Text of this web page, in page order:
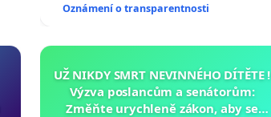
na přijetí usnesení k podání ústavní
Oznámení o transparentnosti
UŽ NIKDY SMRT NEVINNÉHO DÍTĚTE !
Výzva poslancům a senátorům:
Změňte urychleně zákon, aby se